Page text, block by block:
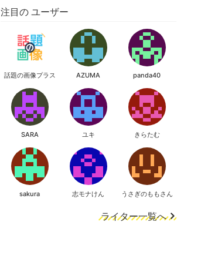
注目の ユーザー
話題の画像プラス AZUMA panda40
SARA ユキ きらたむ
sakura 志モナけん うさぎのももさん
ライター一覧へ